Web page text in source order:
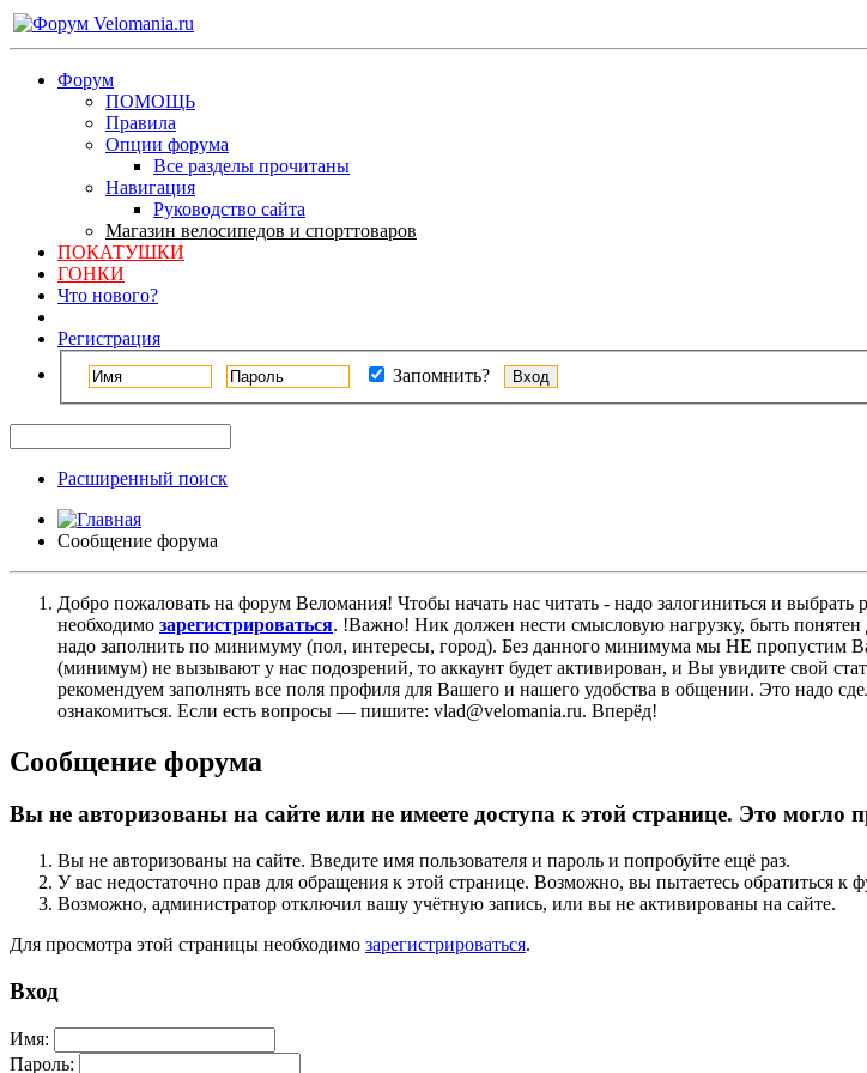
Форум
ПОМОЩЬ
Правила
Опции форума
Все разделы прочитаны
Навигация
Руководство сайта
Магазин велосипедов и спорттоваров
ПОКАТУШКИ
ГОНКИ
Что нового?
Регистрация
Запомнить?
Расширенный поиск
Сообщение форума
Добро пожаловать на форум Веломания! Чтобы начать нас читать - надо залогиниться и
необходимо зарегистрироваться. !Важно! Ник должен нести смысловую нагрузку, быть
надо заполнить по минимуму (пол, интересы, город). Без данного минимума мы НЕ пропустим
(минимум) не вызывают у нас подозрений, то аккаунт будет активирован, и Вы увидите свой
рекомендуем заполнять все поля профиля для Вашего и нашего удобства в общении. Это надо
ознакомиться. Если есть вопросы — пишите: vlad@velomania.ru. Вперёд!
Сообщение форума
Вы не авторизованы на сайте или не имеете доступа к этой странице. Это могло
Вы не авторизованы на сайте. Введите имя пользователя и пароль и попробуйте ещё раз.
У вас недостаточно прав для обращения к этой странице. Возможно, вы пытаетесь обратиться
Возможно, администратор отключил вашу учётную запись, или вы не активированы на сайте.
Для просмотра этой страницы необходимо зарегистрироваться.
Вход
Имя:
Пароль: